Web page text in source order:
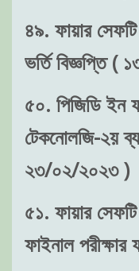
৪৯. ফায়ার
ভর্তি বিজ্ঞপ্তি
৫০. পিজিডি ইন
টেকনোলজি-২য়
২৩/০২/২০২৩ )
৫১. ফায়ার
ফাইনাল